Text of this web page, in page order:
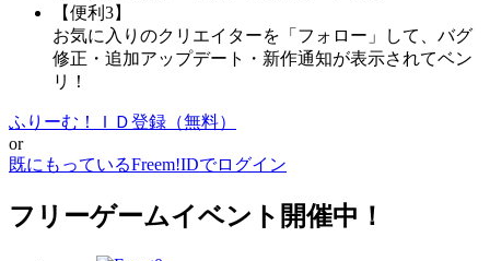
【便利3】
お気に入りのクリエイターを「フォロー」して、バグ
修正・追加アップデート・新作通知が表示されてベン
リ！
ふりーむ！ＩＤ登録（無料）
or
既にもっているFreem!IDでログイン
フリーゲームイベント開催中！